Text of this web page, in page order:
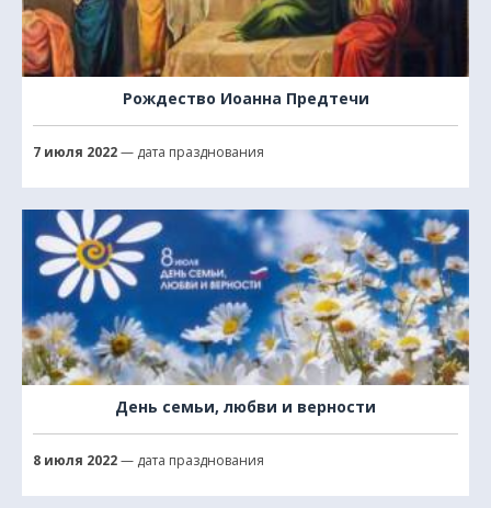
Рождество Иоанна Предтечи
7 июля 2022— дата празднования
День семьи, любви и верности
8 июля 2022— дата празднования